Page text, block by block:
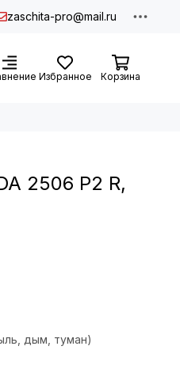
zaschita-pro@mail.ru
Избранное Корзина
2506 P2 R,
дым, туман)